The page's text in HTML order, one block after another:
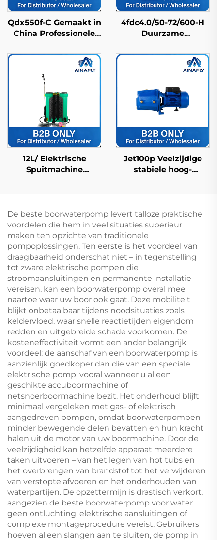
Qdx550f-C Gemaakt in
China Professionele
IP68-waterdichte
bescherming
4fdc4.0/50-72/600-H
Duurzame
Zonnedieppomp
Lange Levensduur &
12L/ Elektrische
Spuitmachine
Hogedrukbekende
Jet100p Veelzijdige
stabiele hoog-
waterpomp
De beste boorwaterpomp levert talloze praktische
voordelen die hem in veel situaties superieur
maken ten opzichte van traditionele
pompoplossingen. Ten eerste is het voordeel van
draagbaarheid onderschat niet – in tegenstelling
tot zware elektrische pompen die
stroomaansluitingen en permanente installatie
vereisen, kan een boorwaterpomp overal mee
naartoe waar uw boor ook gaat. Deze mobiliteit
blijkt onbetaalbaar tijdens noodsituaties zoals
keldervloed, waar snelle reactietijden eigendom
redden en uitgebreide schade voorkomen. De
kosteneffectiviteit vormt een ander belangrijk
voordeel: de aanschaf van een boorwaterpomp is
aanzienlijk goedkoper dan die van een speciale
elektrische pomp, vooral wanneer u al een
geschikte accuboormachine of
netsnoerboormachine bezit. Het onderhoud blijft
minimaal vergeleken met gas- of elektrisch
aangedreven pompen, omdat boorwaterpompen
minder bewegende delen bevatten en hun kracht
halen uit de motor van uw boormachine. Door de
veelzijdigheid kan hetzelfde apparaat meerdere
taken uitvoeren – van het legen van hot tubs en
het overbrengen van brandstof tot het verwijderen
van verstopte afvoeren en het onderhouden van
waterpartijen. De opzettermijn is drastisch verkort,
aangezien de beste boorwaterpomp voor water
geen ontluchting, elektrische aansluitingen of
complexe montageprocedure vereist. Gebruikers
hoeven alleen slangen aan te sluiten, de pomp in